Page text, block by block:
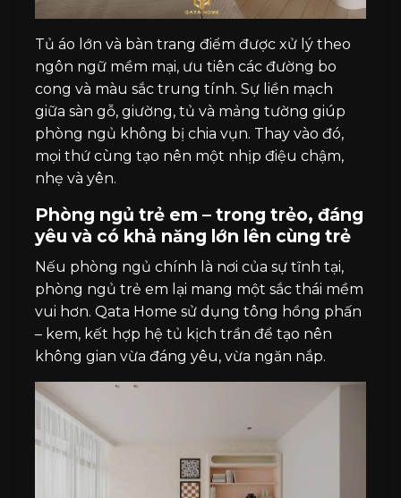
Tủ áo lớn và bàn trang điểm được xử lý theo
ngôn ngữ mềm mại, ưu tiên các đường bo
cong và màu sắc trung tính. Sự liền mạch
giữa sàn gỗ, giường, tủ và mảng tường giúp
phòng ngủ không bị chia vụn. Thay vào đó,
mọi thứ cùng tạo nên một nhịp điệu chậm,
nhẹ và yên.
Phòng ngủ trẻ em – trong trẻo, đáng
yêu và có khả năng lớn lên cùng trẻ
Nếu phòng ngủ chính là nơi của sự tĩnh tại,
phòng ngủ trẻ em lại mang một sắc thái mềm
vui hơn. Qata Home sử dụng tông hồng phấn
– kem, kết hợp hệ tủ kịch trần để tạo nên
không gian vừa đáng yêu, vừa ngăn nắp.